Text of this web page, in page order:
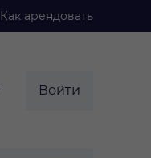
Как арендовать
Войти